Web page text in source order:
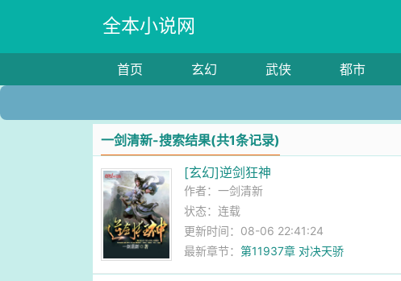
全本小说网
首页 玄幻 武侠 都市
一剑清新-搜索结果(共1条记录)
[玄幻]逆剑狂神
作者：一剑清新
状态：连载
更新时间：08-06 22:41:24
最新章节：第11937章 对决天骄